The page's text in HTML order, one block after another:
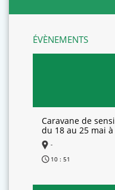
ÉVÈNEMENTS
Caravane de
du 18 au 25 mai
-
10 : 51